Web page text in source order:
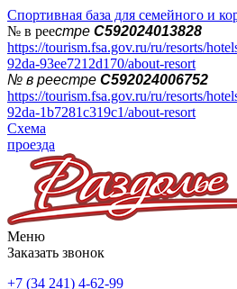
Спортивная база для семейного и
№ в реестре С592024013828
https://tourism.fsa.gov.ru/ru/resorts/
92da-93ee7212d170/about-resort
№ в реестре С592024006752
https://tourism.fsa.gov.ru/ru/resorts/
92da-1b7281c319c1/about-resort
Схема
проезда
Меню
Заказать звонок
+7 (34 241) 4-62-99